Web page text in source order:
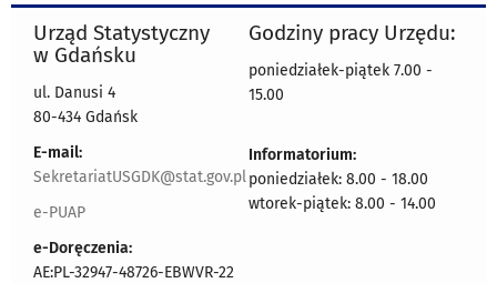
Urząd Statystyczny
w Gdańsku
ul. Danusi 4
80-434 Gdańsk
E-mail:
SekretariatUSGDK@stat.gov.pl
e-PUAP
e-Doręczenia:
AE:PL-32947-48726-EBWVR-22
Godziny pracy Urzędu:
poniedziałek-piątek 7.00 -
15.00
Informatorium:
poniedziałek: 8.00 - 18.00
wtorek-piątek: 8.00 - 14.00